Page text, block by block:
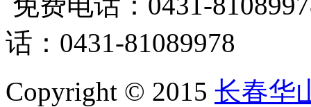
话：0431-81089978
Copyright © 2015 长春华